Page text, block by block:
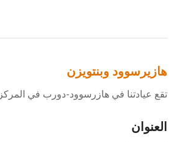
هازيرسوود وبنتويزن
تقع عيادتنا في هازرسوود-دورب في
العنوان